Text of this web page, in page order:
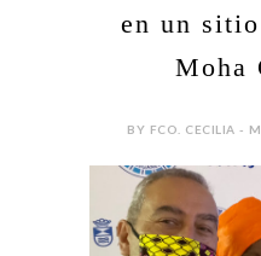
en un
Moha
BY FCO. CECILIA -